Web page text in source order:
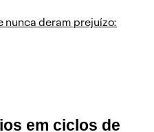
nunca deram prejuízo:
em ciclos de